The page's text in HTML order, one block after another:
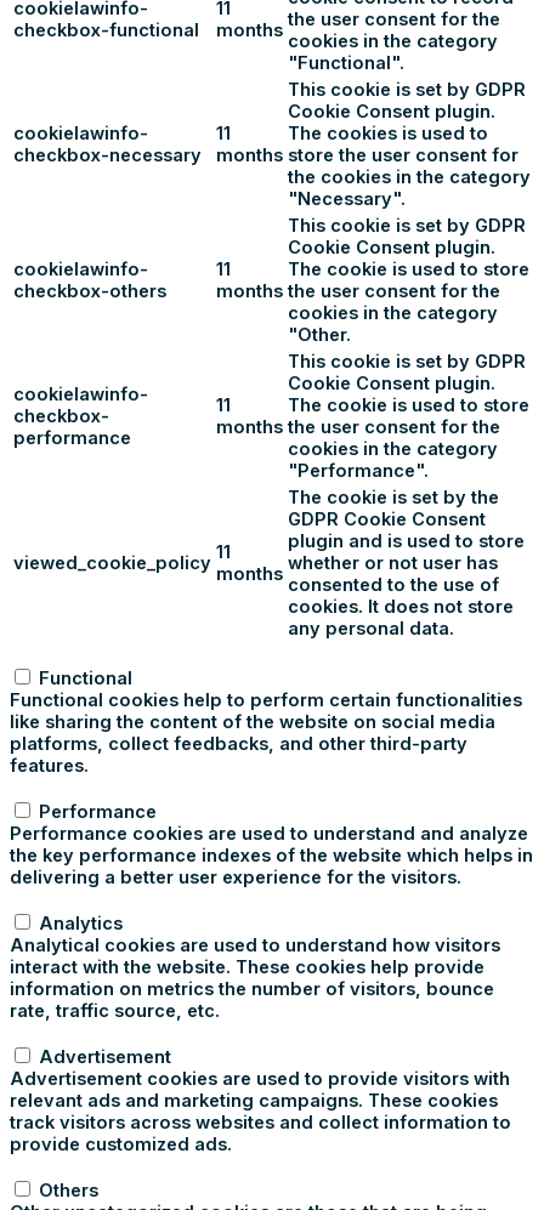
cookielawinfo-
checkbox-functional
11
months the user consent for the
cookies in the category
"Functional".
cookielawinfo-
checkbox-necessary
11
months
This cookie is set by GDPR
Cookie Consent plugin.
The cookies is used to
store the user consent for
the cookies in the category
"Necessary".
cookielawinfo-
checkbox-others
11
months
This cookie is set by GDPR
Cookie Consent plugin.
The cookie is used to store
the user consent for the
cookies in the category
"Other.
cookielawinfo-
checkbox-
performance
11
months
This cookie is set by GDPR
Cookie Consent plugin.
The cookie is used to store
the user consent for the
cookies in the category
"Performance".
viewed_cookie_policy 11
months
The cookie is set by the
GDPR Cookie Consent
plugin and is used to store
whether or not user has
consented to the use of
cookies. It does not store
any personal data.
Functional
Functional cookies help to perform certain functionalities
like sharing the content of the website on social media
platforms, collect feedbacks, and other third-party
features.
Performance
Performance cookies are used to understand and analyze
the key performance indexes of the website which helps in
delivering a better user experience for the visitors.
Analytics
Analytical cookies are used to understand how visitors
interact with the website. These cookies help provide
information on metrics the number of visitors, bounce
rate, traffic source, etc.
Advertisement
Advertisement cookies are used to provide visitors with
relevant ads and marketing campaigns. These cookies
track visitors across websites and collect information to
provide customized ads.
Others